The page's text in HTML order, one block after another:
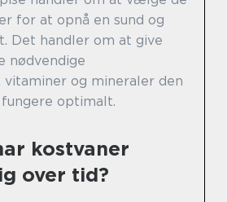
for at opnå en sund og
Det handler om at give
nødvendige
og mineraler den
optimalt.
kostvaner
over tid?